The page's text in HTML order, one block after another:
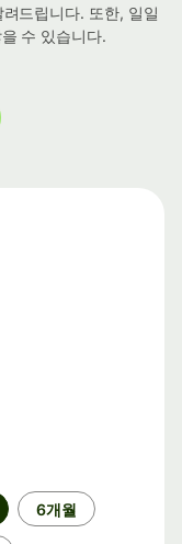
드립니다. 또한, 일일
수 있습니다.
6개월